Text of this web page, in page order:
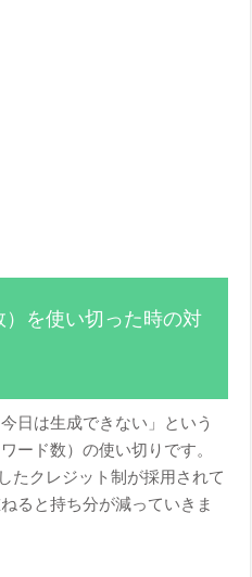
を使い切った時の対
日は生成できない」という
ード数）の使い切りです。
たクレジット制が採用されて
ると持ち分が減っていきま